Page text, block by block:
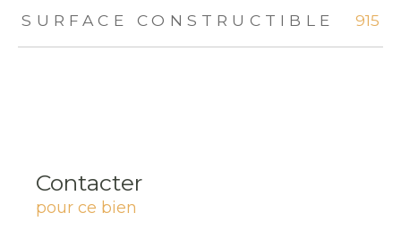
SURFACE CONSTRUCTIBLE 915
Contacter
pour ce bien